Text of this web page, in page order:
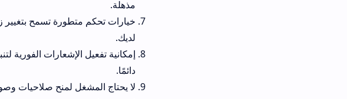
خيارات تحكم متطورة تسمح بتغيير زوايا المشاهدة،
إمكانية تفعيل الإشعارات الفورية لتنبيهك
لا يحتاج المشغل لمنح صلاحيات وصول مشبوهة أو